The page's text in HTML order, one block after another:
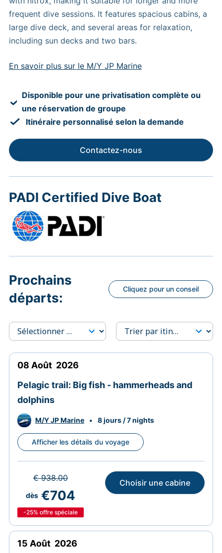
frequent dive sessions. It features spacious cabins, a
large dive deck, and several areas for relaxation,
including sun decks and two bars.
En savoir plus sur le M/Y JP Marine
Disponible pour une privatisation complète ou
une réservation de groupe
Itinéraire personnalisé selon la demande
Contactez-nous
PADI Certified Dive Boat
Prochains
départs:
Cliquez pour un conseil
08 Août 2026
Pelagic trail: Big fish - hammerheads and
dolphins
M/Y JP Marine • 8 jours / 7 nights
Afficher les détails du voyage
€ 938.00
dès €704
-25% offre spéciale
Choisir une cabine
15 Août 2026